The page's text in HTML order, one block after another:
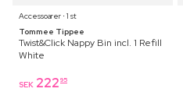
Accessoarer ⋅ 1 st
Tommee Tippee
Twist&Click Nappy Bin incl. 1 Refill
White
SEK 222 95